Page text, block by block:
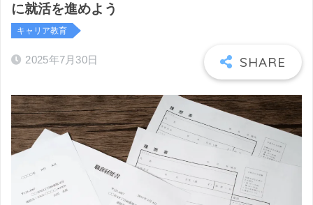
に就活を進めよう
キャリア教育
2025年7月30日